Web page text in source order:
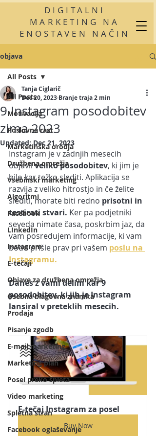
DIGITALNI
MARKETING NA
ENOSTAVEN NAČIN
objava
All Posts
Motivacija
Poslovna rast
Marketinška orodja
Družbena omrežja
Vsebinski marketing
Algoritmi
Facebook
LInkedIn
Instagram
E-tečaji
Objave za družbena omrežja
Osebna blagovna znamka
Prodaja
Pisanje zgodb
E-mail marketing
Marketing plan
Posel preko spleta
Video marketing
Spletna stran
Facebook oglaševanje
All Posts
9 Instagram posodobitev
zima 2023
Tanja Ciglarič
Dec 20, 2023 Branje traja 2 min
Updated:Dec 21, 2023
Instagram je v zadnjih mesecih
objavil veliko posodobitev, ki jim je
bilo kar težko slediti. Aplikacija se
razvija z veliko hitrostjo in če želite
slediti, morate biti redno prisotni in
testirati stvari. Ker pa podjetniki
seveda nimate časa, poskrbim jaz, da
vam posredujem informacije, ki vam
bodo prišle prav pri vašem poslu na
Instagramu.
Danes z vami delim kar 9
posodobitev, ki jih je Instagram
lansiral v preteklih mesecih.
E-tečaj Instagram za posel
Buy Now